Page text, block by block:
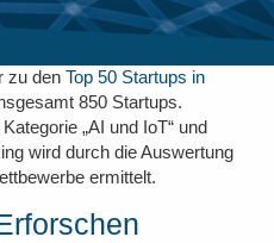
zu den Top 50 Startups in
850 Startups.
„AI und IoT“ und
wird durch die Auswertung
ermittelt.